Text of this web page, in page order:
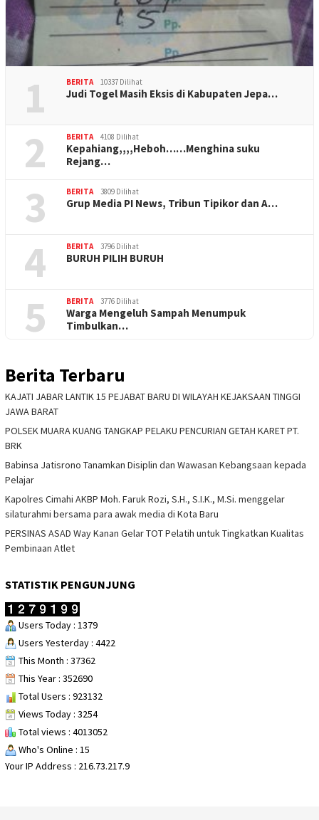
1 BERITA 10337 Dilihat
Judi Togel Masih Eksis di Kabupaten Jepa…
2 BERITA 4108 Dilihat
Kepahiang,,,,Heboh……Menghina suku
Rejang…
3 BERITA 3809 Dilihat
Grup Media PI News, Tribun Tipikor dan A…
4 BERITA 3796 Dilihat
BURUH PILIH BURUH
5 BERITA 3776 Dilihat
Warga Mengeluh Sampah Menumpuk
Timbulkan…
Berita Terbaru
KAJATI JABAR LANTIK 15 PEJABAT BARU DI WILAYAH KEJAKSAAN TINGGI
JAWA BARAT
POLSEK MUARA KUANG TANGKAP PELAKU PENCURIAN GETAH KARET PT.
BRK
Babinsa Jatisrono Tanamkan Disiplin dan Wawasan Kebangsaan kepada
Pelajar
Kapolres Cimahi AKBP Moh. Faruk Rozi, S.H., S.I.K., M.Si. menggelar
silaturahmi bersama para awak media di Kota Baru
PERSINAS ASAD Way Kanan Gelar TOT Pelatih untuk Tingkatkan Kualitas
Pembinaan Atlet
STATISTIK PENGUNJUNG
Users Today : 1379
Users Yesterday : 4422
This Month : 37362
This Year : 352690
Total Users : 923132
Views Today : 3254
Total views : 4013052
Who's Online : 15
Your IP Address : 216.73.217.9